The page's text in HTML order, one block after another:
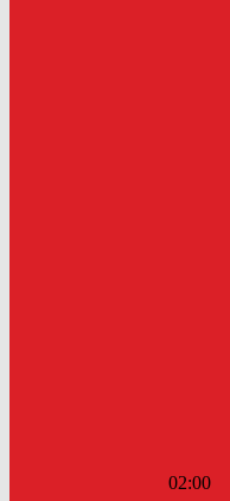
02:00